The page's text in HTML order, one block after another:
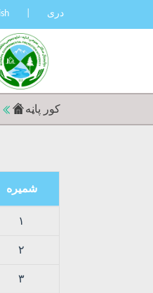
دری
کور پاڼه
شمیره
۱
۲
۳